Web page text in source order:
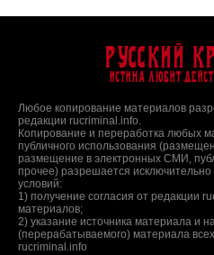
Русский
Истина любит
Любое копирование материалов
редакции rucriminal.info.
Копирование и переработка любых
публичного использования
размещение в электронных СМИ,
прочее) разрешается
условий:
1) получение согласия от редакции
материалов;
2) указание источника материала и
(перерабатываемого) материала
rucriminal.info